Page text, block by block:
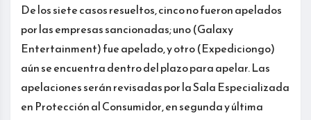
De los siete casos resueltos, cinco no fueron apelados
por las empresas sancionadas; uno (Galaxy
Entertainment) fue apelado, y otro (Expediciongo)
aún se encuentra dentro del plazo para apelar. Las
apelaciones serán revisadas por la Sala Especializada
en Protección al Consumidor, en segunda y última